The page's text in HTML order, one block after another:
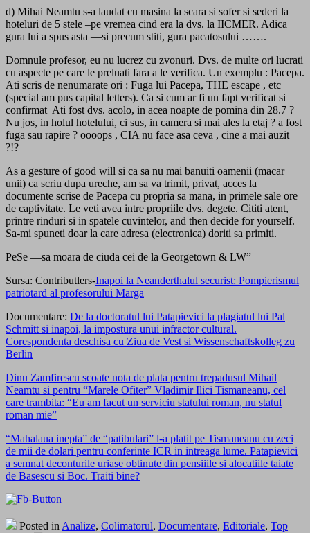
d) Mihai Neamtu s-a laudat cu masina la scara si sofer si sederi la
hoteluri de 5 stele –pe vremea cind era la dvs. la IICMER. Adica
gura lui a spus asta —si precum stiti, gura pacatosului …….
Domnule profesor, eu nu lucrez cu zvonuri. Dvs. de multe ori lucrati
cu aspecte pe care le preluati fara a le verifica. Un exemplu : Pacepa.
Ati scris de nenumarate ori : Fuga lui Pacepa, THE escape , etc
(special am pus capital letters). Ca si cum ar fi un fapt verificat si
confirmat Ati fost dvs. acolo, in acea noapte de pomina din 28.7 ?
Nu jos, in holul hotelului, ci sus, in camera si mai ales la etaj ? a fost
fuga sau rapire ? oooops , CIA nu face asa ceva , cine a mai auzit
?!?
As a gesture of good will si ca sa nu mai banuiti oamenii (macar
unii) ca scriu dupa ureche, am sa va trimit, privat, acces la
documente scrise de Pacepa cu propria sa mana, in primele sale ore
de captivitate. Le veti avea intre propriile dvs. degete. Cititi atent,
printre rinduri si in spatele cuvintelor, and then decide for yourself.
Sa-mi spuneti doar la care adresa (electronica) doriti sa primiti.
PeSe —sa moara de ciuda cei de la Georgetown & LW”
Sursa: Contributlers-Inapoi la Neanderthalul securist: Pompierismul
patriotard al profesorului Marga
Documentare: De la doctoratul lui Patapievici la plagiatul lui Pal
Schmitt si inapoi, la impostura unui infractor cultural.
Corespondenta deschisa cu Ziua de Vest si Wissenschaftskolleg zu
Berlin
Dinu Zamfirescu scoate nota de plata pentru trepadusul Mihail
Neamtu si pentru “Marele Ofiter” Vladimir Ilici Tismaneanu, cel
care trambita: “Eu am facut un serviciu statului roman, nu statul
roman mie”
“Mahalaua inepta” de “patibulari” l-a platit pe Tismaneanu cu zeci
de mii de dolari pentru conferinte ICR in intreaga lume. Patapievici
a semnat deconturile uriase obtinute din pensiiile si alocatiile taiate
de Basescu si Boc. Traiti bine?
Posted in Analize, Colimatorul, Documentare, Editoriale, Top